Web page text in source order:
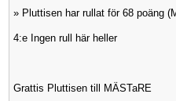
» Pluttisen har rullat för 68 poäng
4:e Ingen rull här heller
Grattis Pluttisen till MÄSTaRE